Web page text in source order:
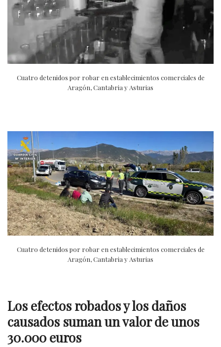
Cuatro detenidos por robar en establecimientos comerciales de
Aragón, Cantabria y Asturias
Cuatro detenidos por robar en establecimientos comerciales de
Aragón, Cantabria y Asturias
Los efectos robados y los daños
causados suman un valor de unos
30.000 euros